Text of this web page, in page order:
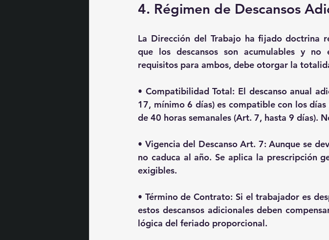
4. Régimen de Descansos
La Dirección del Trabajo ha fijado doctrina
que los descansos son acumulables y no
requisitos para ambos, debe otorgar la
• Compatibilidad Total: El descanso anual
17, mínimo 6 días) es compatible con los días
de 40 horas semanales (Art. 7, hasta 9 días).
• Vigencia del Descanso Art. 7: Aunque se
no caduca al año. Se aplica la prescripción
exigibles.
• Término de Contrato: Si el trabajador es
estos descansos adicionales deben
lógica del feriado proporcional.